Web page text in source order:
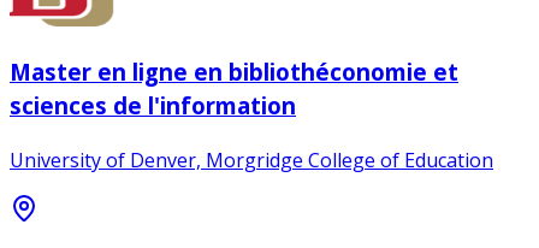
Master en ligne en bibliothéconomie et
sciences de l'information
University of Denver, Morgridge College of Education